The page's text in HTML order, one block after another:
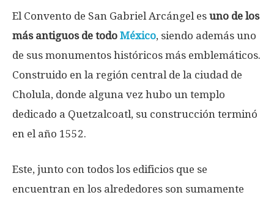
El Convento de San Gabriel Arcángel es uno de los
más antiguos de todo México, siendo además uno
de sus monumentos históricos más emblemáticos.
Construido en la región central de la ciudad de
Cholula, donde alguna vez hubo un templo
dedicado a Quetzalcoatl, su construcción terminó
en el año 1552.
Este, junto con todos los edificios que se
encuentran en los alrededores son sumamente